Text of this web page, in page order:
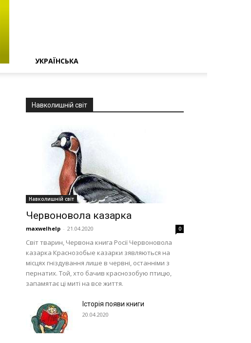
УКРАЇНСЬКА
Навколишній світ
Навколишній світ
Червоновола казарка
maxwelhelp - 21.04.2020 0
Світ тварин, Червона книга Росії Червоновола
казарка Краснозобые казарки зявляються на
місцях гніздування лише в червні, останніми з
пернатих. Той, хто бачив краснозобую птицю,
запамятає ці миті на все життя.
Історія появи книги
20.04.2020